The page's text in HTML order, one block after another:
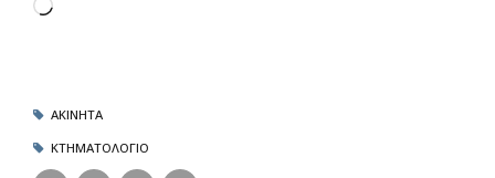
Loading…
ΑΚΙΝΗΤΑ
ΚΤΗΜΑΤΟΛΟΓΙΟ